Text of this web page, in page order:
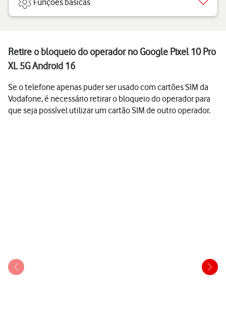
Funções básicas
Retire o bloqueio do operador no Google Pixel 10 Pro
XL 5G Android 16
Se o telefone apenas puder ser usado com cartões SIM da
Vodafone, é necessário retirar o bloqueio do operador para
que seja possível utilizar um cartão SIM de outro operador.